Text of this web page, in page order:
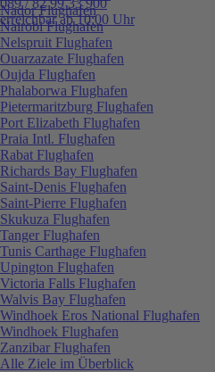
089 / 82 99 33 900
erreichbar ab 10:00 Uhr
Nador Flughafen
Nairobi Flughafen
Nelspruit Flughafen
Ouarzazate Flughafen
Oujda Flughafen
Phalaborwa Flughafen
Pietermaritzburg Flughafen
Port Elizabeth Flughafen
Praia Intl. Flughafen
Rabat Flughafen
Richards Bay Flughafen
Saint-Denis Flughafen
Saint-Pierre Flughafen
Skukuza Flughafen
Tanger Flughafen
Tunis Carthage Flughafen
Upington Flughafen
Victoria Falls Flughafen
Walvis Bay Flughafen
Windhoek Eros National Flughafen
Windhoek Flughafen
Zanzibar Flughafen
Alle Ziele im Überblick